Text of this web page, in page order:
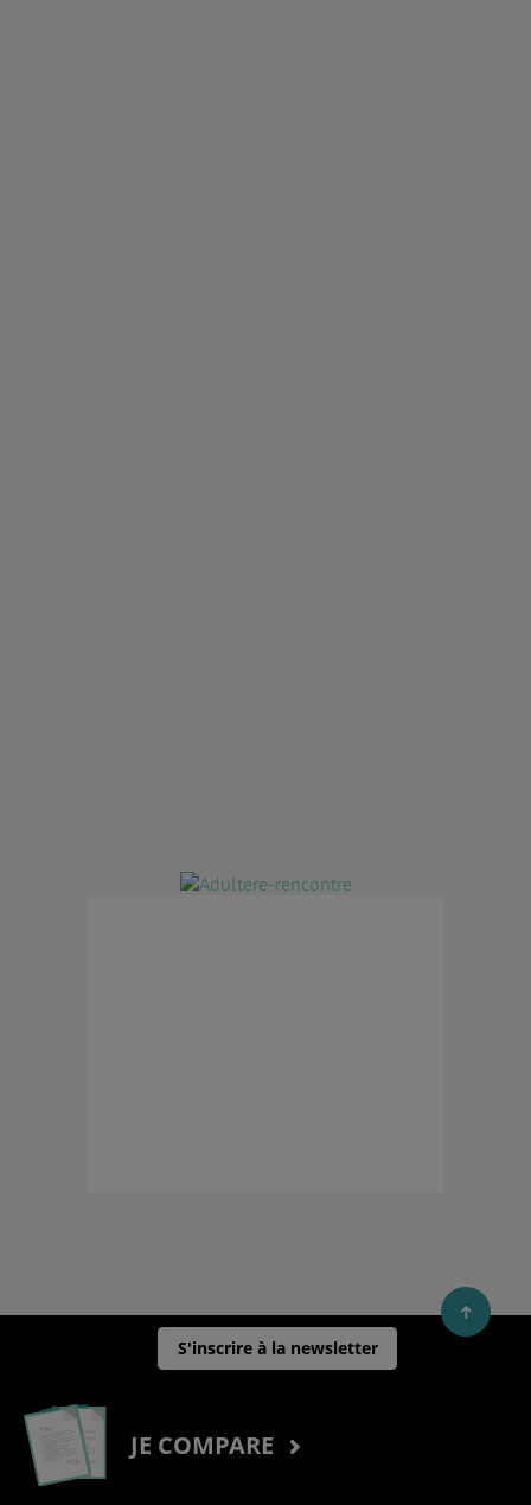
S'inscrire à la newsletter
JE COMPARE